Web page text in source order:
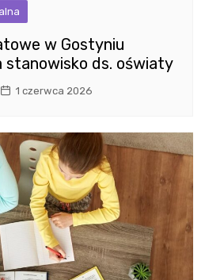
w Gostyniu
stanowisko ds. oświaty
1 czerwca 2026